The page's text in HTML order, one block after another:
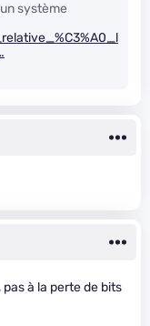
système
à la perte de bits